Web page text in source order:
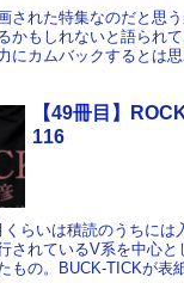
された特集なのだと思
かもしれないと語られ
にカムバックするとは
【49冊目】
116
らいは積読のうちには
されているV系を中心
もの。BUCK-TICKが表